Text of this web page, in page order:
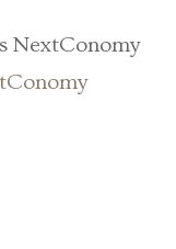
NextConomy